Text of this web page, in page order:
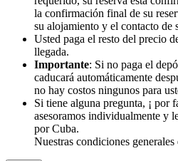
la confirmación final de su
su alojamiento y el contacto de
Usted paga el resto del precio
llegada.
Importante: Si no paga el
caducará automáticamente
no hay costos ningunos para
Si tiene alguna pregunta, ¡ por
asesoramos individualmente y
por Cuba.
Nuestras condiciones generales